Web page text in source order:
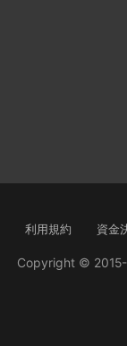
利用規約 資金
Copyright © 2015-